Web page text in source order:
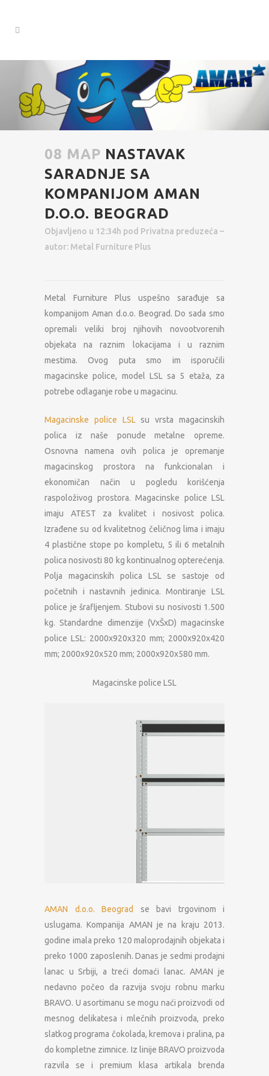
08 МАР NASTAVAK
SARADNJE SA
KOMPANIJOM AMAN
D.O.O. BEOGRAD
Objavljeno u 12:34h pod Privatna preduzeća –
autor: Metal Furniture Plus
Metal Furniture Plus uspešno sarađuje sa
kompanijom Aman d.o.o. Beograd. Do sada smo
opremali veliki broj njihovih novootvorenih
objekata na raznim lokacijama i u raznim
mestima. Ovog puta smo im isporučili
magacinske police, model LSL sa 5 etaža, za
potrebe odlaganje robe u magacinu.
Magacinske police LSLsu vrsta magacinskih
polica iz naše ponude metalne opreme.
Osnovna namena ovih polica je opremanje
magacinskog prostora na funkcionalan i
ekonomičan način u pogledu korišćenja
raspoloživog prostora. Magacinske police LSL
imaju ATEST za kvalitet i nosivost polica.
Izrađene su od kvalitetnog čeličnog lima i imaju
4 plastične stope po kompletu, 5 ili 6 metalnih
polica nosivosti 80 kg kontinualnog opterećenja.
Polja magacinskih polica LSL se sastoje od
početnih i nastavnih jedinica. Montiranje LSL
police je šrafljenjem. Stubovi su nosivosti 1.500
kg. Standardne dimenzije (VxŠxD) magacinske
police LSL: 2000x920x320 mm; 2000x920x420
mm; 2000x920x520 mm; 2000x920x580 mm.
Magacinske police LSL
AMAN d.o.o. Beograd
se bavi trgovinom i
uslugama. Kompanija AMAN je na kraju 2013.
godine imala preko 120 maloprodajnih objekata i
preko 1000 zaposlenih. Danas je sedmi prodajni
lanac u Srbiji, a treći domaći lanac. AMAN je
nedavno počeo da razvija svoju robnu marku
BRAVO. U asortimanu se mogu naći proizvodi od
mesnog delikatesa i mlečnih proizvoda, preko
slatkog programa čokolada, kremova i pralina, pa
do kompletne zimnice. Iz linije BRAVO proizvoda
razvila se i premium klasa artikala brenda